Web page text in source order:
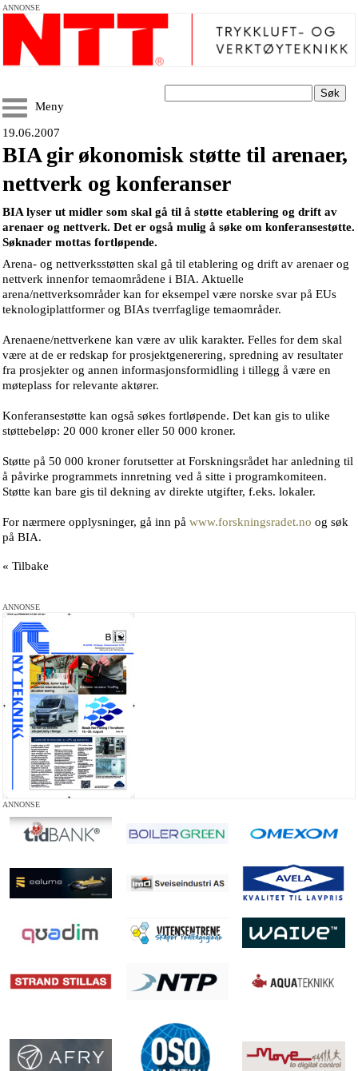
ANNONSE
Søk
Meny
19.06.2007
BIA gir økonomisk støtte til arenaer,
nettverk og konferanser
BIA lyser ut midler som skal gå til å støtte etablering og drift av
arenaer og nettverk. Det er også mulig å søke om konferansestøtte.
Søknader mottas fortløpende.
Arena- og nettverksstøtten skal gå til etablering og drift av arenaer og
nettverk innenfor temaområdene i BIA. Aktuelle
arena/nettverksområder kan for eksempel være norske svar på EUs
teknologiplattformer og BIAs tverrfaglige temaområder.
Arenaene/nettverkene kan være av ulik karakter. Felles for dem skal
være at de er redskap for prosjektgenerering, spredning av resultater
fra prosjekter og annen informasjonsformidling i tillegg å være en
møteplass for relevante aktører.
Konferansestøtte kan også søkes fortløpende. Det kan gis to ulike
støttebeløp: 20 000 kroner eller 50 000 kroner.
Støtte på 50 000 kroner forutsetter at Forskningsrådet har anledning til
å påvirke programmets innretning ved å sitte i programkomiteen.
Støtte kan bare gis til dekning av direkte utgifter, f.eks. lokaler.
For nærmere opplysninger, gå inn på www.forskningsradet.no og søk
på BIA.
« Tilbake
ANNONSE
ANNONSE